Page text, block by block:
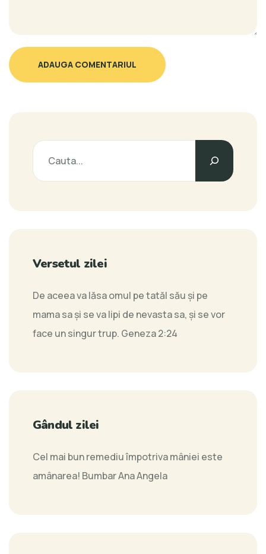
ADAUGA COMENTARIUL
Versetul zilei
De aceea va lăsa omul pe tatăl său şi pe
mama sa şi se va lipi de nevasta sa, şi se vor
face un singur trup. Geneza 2:24
Gândul zilei
Cel mai bun remediu împotriva mâniei este
amânarea! Bumbar Ana Angela